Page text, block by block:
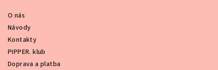
O nás
Návody
Kontakty
PIPPER. klub
Doprava a platba